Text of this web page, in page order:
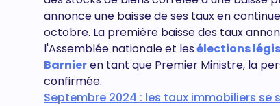
annonce une baisse de ses taux en
octobre. La première baisse des taux
l'Assemblée nationale et lesélections
Barnieren tant que Premier Ministre, la
confirmée.
Septembre 2024 : les taux immobiliers se